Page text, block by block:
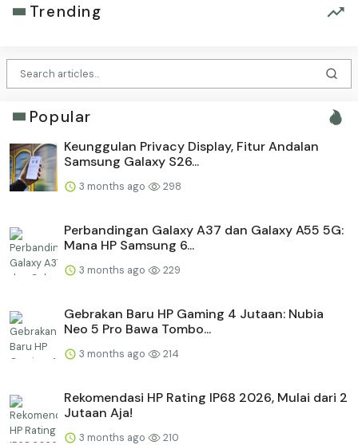
Trending
Popular
Keunggulan Privacy Display, Fitur Andalan
Samsung Galaxy S26...
3 months ago 298
Perbandingan Galaxy A37 dan Galaxy A55 5G:
Mana HP Samsung 6...
3 months ago 229
Gebrakan Baru HP Gaming 4 Jutaan: Nubia
Neo 5 Pro Bawa Tombo...
3 months ago 214
Rekomendasi HP Rating IP68 2026, Mulai dari 2
Jutaan Aja!
3 months ago 210